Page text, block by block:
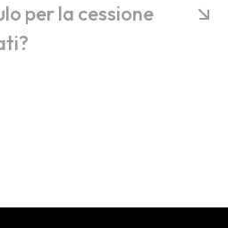
per la cessione